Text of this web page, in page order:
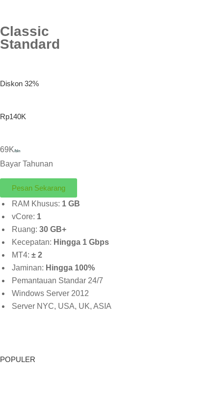
Classic
Standard
Diskon 32%
Rp140K
69K/bln
Bayar Tahunan
Pesan Sekarang
RAM Khusus: 1 GB
vCore: 1
Ruang: 30 GB+
Kecepatan: Hingga 1 Gbps
MT4: ± 2
Jaminan: Hingga 100%
Pemantauan Standar 24/7
Windows Server 2012
Server NYC, USA, UK, ASIA
POPULER